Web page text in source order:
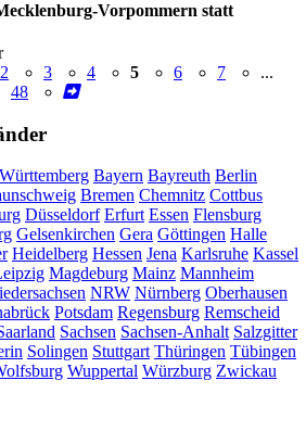
Vorpommern statt
2 3 4 5 6 7
...
48
Bayern Bayreuth Berlin
Bremen Chemnitz Cottbus
Düsseldorf Erfurt Essen Flensburg
Gelsenkirchen Gera Göttingen Halle
Heidelberg Hessen Jena Karlsruhe Kassel
Magdeburg Mainz Mannheim
NRW Nürnberg Oberhausen
Potsdam Regensburg Remscheid
Sachsen Sachsen-Anhalt Salzgitter
Solingen Stuttgart Thüringen Tübingen
Wuppertal Würzburg Zwickau